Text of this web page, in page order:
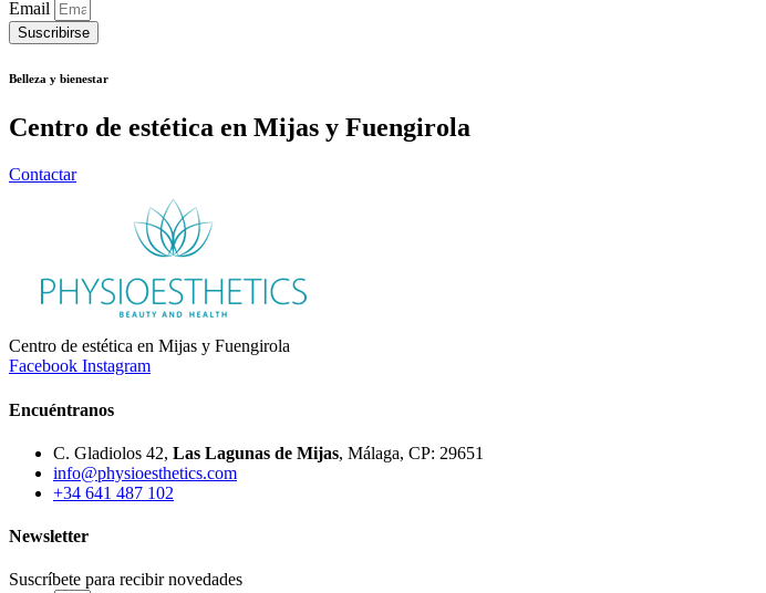
Email
Suscribirse
Belleza y bienestar
Centro de estética en Mijas y Fuengirola
Contactar
Centro de estética en Mijas y Fuengirola
Facebook Instagram
Encuéntranos
C. Gladiolos 42, Las Lagunas de Mijas, Málaga, CP: 29651
info@physioesthetics.com
+34 641 487 102
Newsletter
Suscríbete para recibir novedades